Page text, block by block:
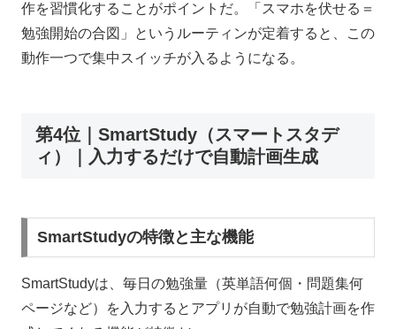
作を習慣化することがポイントだ。「スマホを伏せる＝
勉強開始の合図」というルーティンが定着すると、この
動作一つで集中スイッチが入るようになる。
第4位｜SmartStudy（スマートスタデ
ィ）｜入力するだけで自動計画生成
SmartStudyの特徴と主な機能
SmartStudyは、毎日の勉強量（英単語何個・問題集何
ページなど）を入力するとアプリが自動で勉強計画を作